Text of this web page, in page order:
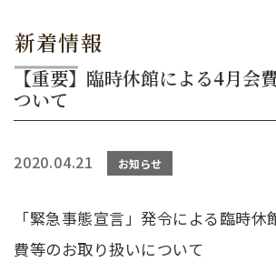
新着情報
【重要】臨時休館による4月会
ついて
2020.04.21 お知らせ
「緊急事態宣言」発令による臨時
費等のお取り扱いについて